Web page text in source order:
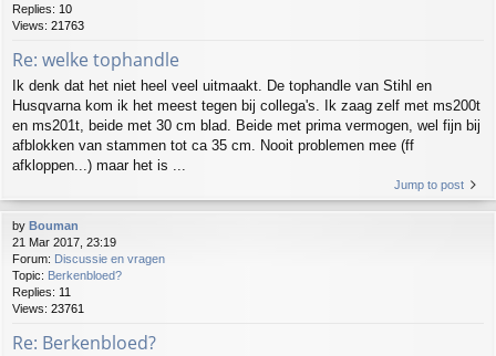
Replies: 10
Views: 21763
Re: welke tophandle
Ik denk dat het niet heel veel uitmaakt. De tophandle van Stihl en
Husqvarna kom ik het meest tegen bij collega's. Ik zaag zelf met ms200t
en ms201t, beide met 30 cm blad. Beide met prima vermogen, wel fijn bij
afblokken van stammen tot ca 35 cm. Nooit problemen mee (ff
afkloppen...) maar het is ...
Jump to post
by Bouman
21 Mar 2017, 23:19
Forum: Discussie en vragen
Topic: Berkenbloed?
Replies: 11
Views: 23761
Re: Berkenbloed?